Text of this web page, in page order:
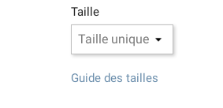
Taille
Guide des tailles